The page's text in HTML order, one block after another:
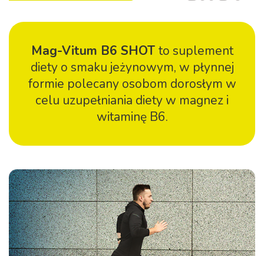
Mag-Vitum B6 SHOT to suplement
diety o smaku jeżynowym, w płynnej
formie polecany osobom dorosłym w
celu uzupełniania diety w magnez i
witaminę B6.